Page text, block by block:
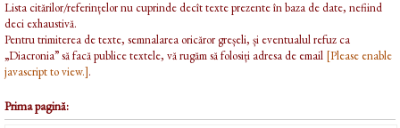
Lista citărilor/referințelor nu cuprinde decît texte prezente în baza de date, nefiind
deci exhaustivă.
Pentru trimiterea de texte, semnalarea oricăror greșeli, și eventualul refuz ca
„Diacronia” să facă publice textele, vă rugăm să folosiți adresa de email [Please enable
javascript to view.].
Prima pagină: